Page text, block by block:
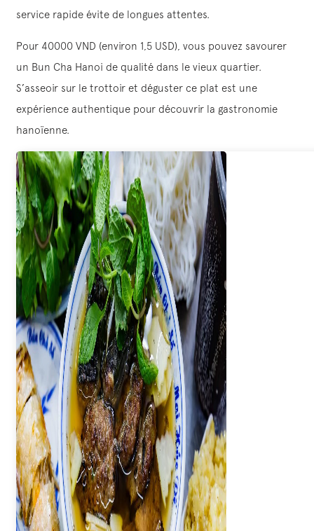
service rapide évite de longues attentes.
Pour 40000 VND (environ 1,5 USD), vous pouvez savourer
un Bun Cha Hanoi de qualité dans le vieux quartier.
S’asseoir sur le trottoir et déguster ce plat est une
expérience authentique pour découvrir la gastronomie
hanoïenne.